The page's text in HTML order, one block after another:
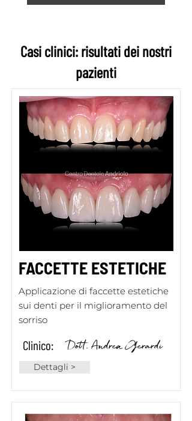
Casi clinici: risultati dei nostri
pazienti
FACCETTE ESTETICHE
Applicazione di faccette estetiche
sui denti per il miglioramento del
sorriso
Clinico: Dott. Andrea Gerardi
Dettagli >